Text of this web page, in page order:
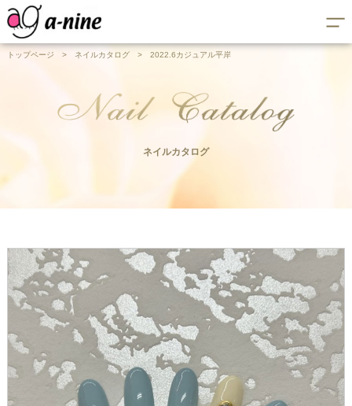
トップページ > ネイルカタログ > 2022.6カジュアル平岸
ネイルカタログ